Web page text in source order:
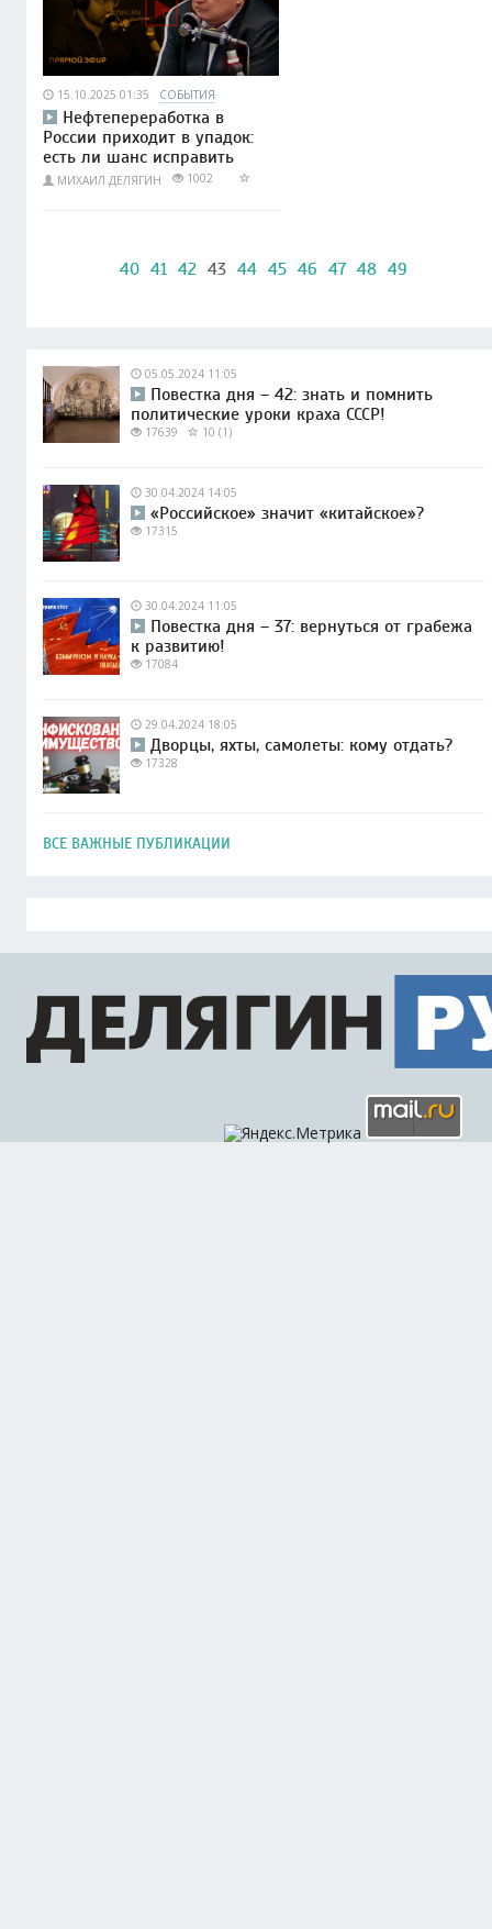
15.10.2025 01:35 СОБЫТИЯ
Нефтепереработка в
России приходит в упадок:
есть ли шанс исправить
МИХАИЛ ДЕЛЯГИН 1002
40 41 42 43 44 45 46 47 48 49
05.05.2024 11:05
Повестка дня – 42: знать и помнить
политические уроки краха СССР!
17639 10 (1)
30.04.2024 14:05
«Российское» значит «китайское»?
17315
30.04.2024 11:05
Повестка дня – 37: вернуться от грабежа
к развитию!
17084
29.04.2024 18:05
Дворцы, яхты, самолеты: кому отдать?
17328
ВСЕ ВАЖНЫЕ ПУБЛИКАЦИИ